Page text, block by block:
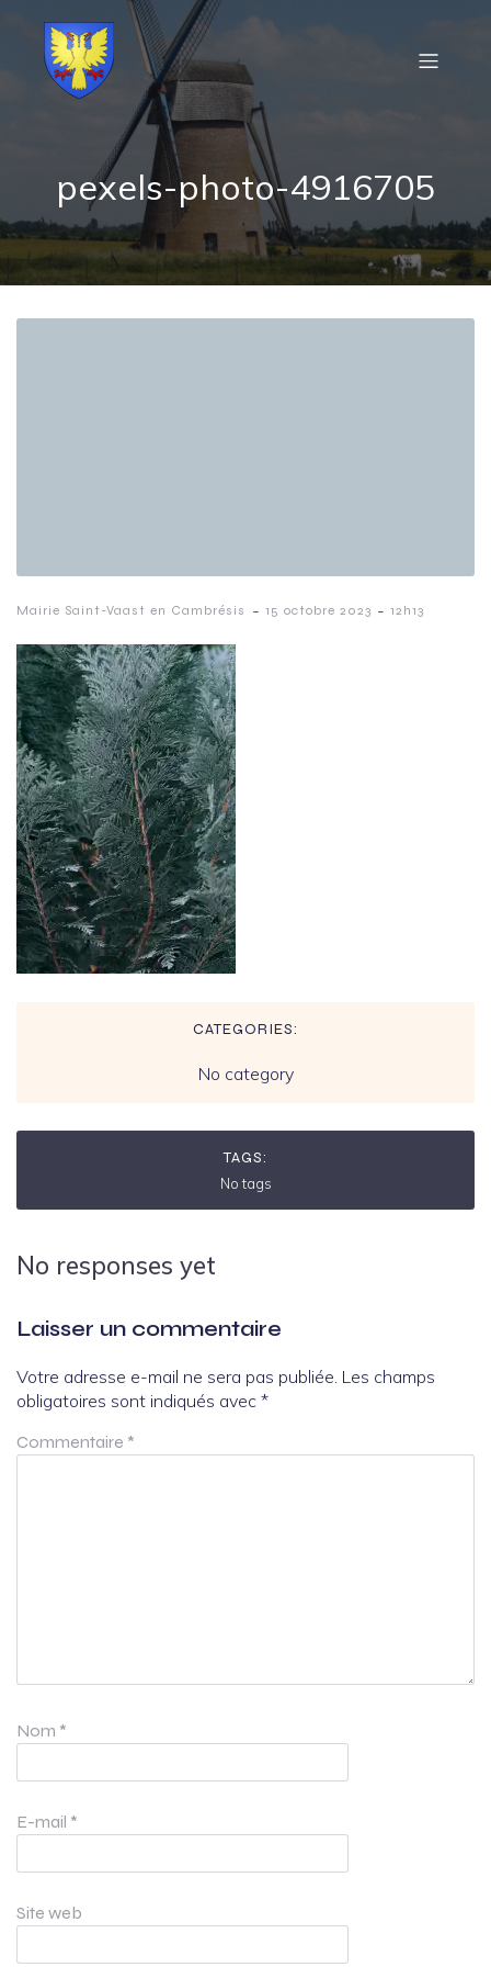
pexels-photo-4916705
Mairie Saint-Vaast en Cambrésis - 15 octobre 2023 - 12h13
CATEGORIES:
No category
TAGS:
No tags
No responses yet
Laisser un commentaire
Votre adresse e-mail ne sera pas publiée. Les champs
obligatoires sont indiqués avec *
Commentaire *
Nom *
E-mail *
Site web